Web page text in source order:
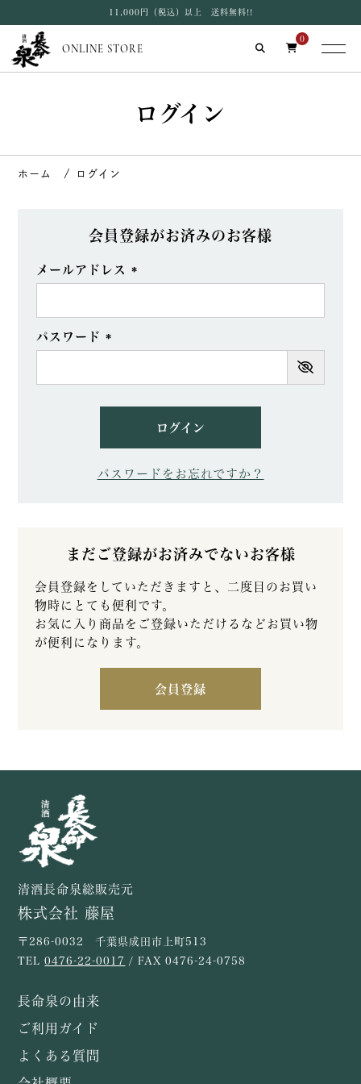
11,000円（税込）以上 送料無料!!
ONLINE STORE
0
ログイン
ログイン
会員登録がお済みのお客様
メールアドレス
パスワード
ログイン
パスワードをお忘れですか？
まだご登録がお済みでないお客様
会員登録をしていただきますと、二度目のお買い
物時にとても便利です。
お気に入り商品をご登録いただけるなどお買い物
が便利になります。
会員登録
清酒長命泉総販売元
株式会社 藤屋
〒286-0032 千葉県成田市上町513
TEL0476-22-0017 / FAX 0476-24-0758
長命泉の由来
ご利用ガイド
よくある質問